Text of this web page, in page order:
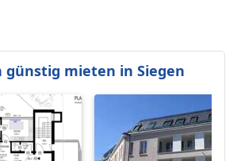
günstig mieten in Siegen